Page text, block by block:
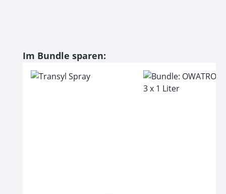
Produktgalerie überspringen
Im Bundle sparen: